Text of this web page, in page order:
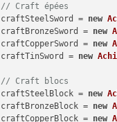
}
else if
}
else
if
}
else if
}
// Craft épées
craftSteelSword = new
craftBronzeSword = new
craftCopperSword = new
craftTinSword = new
// Craft blocs
craftSteelBlock = new
craftBronzeBlock = new
craftCopperBlock = new